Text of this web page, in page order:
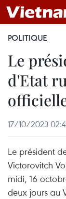
POLITIQUE
Le
d'Etat
17/10/2023
Le président
Victorovitch
midi, 16
deux jours au